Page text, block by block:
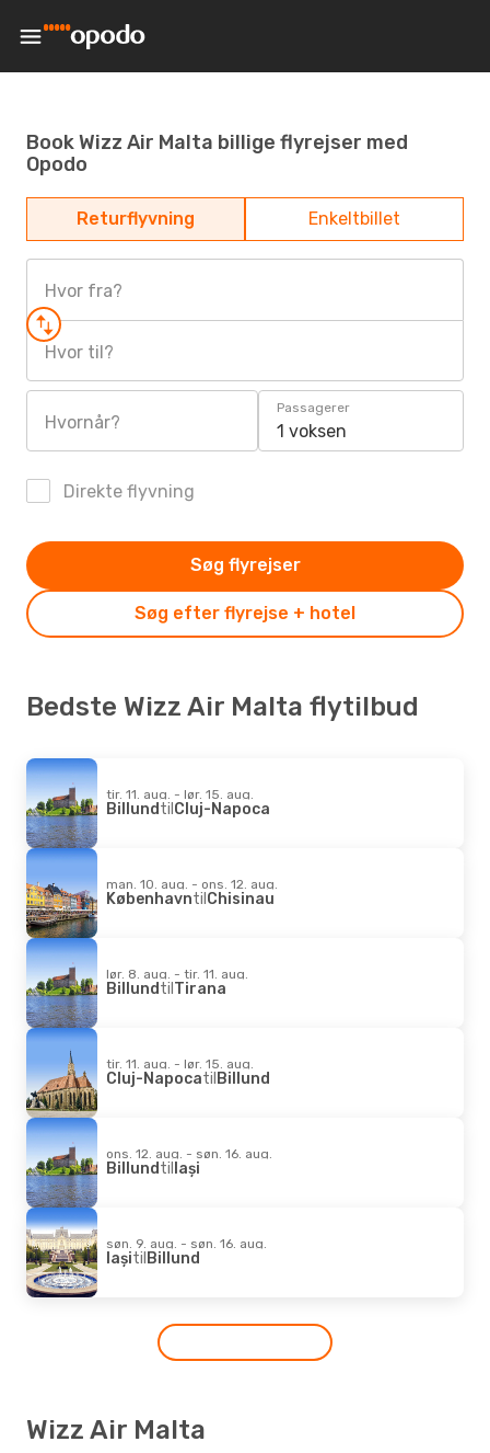
Book Wizz Air Malta billige flyrejser med
Opodo
Returflyvning Enkeltbillet
Hvor fra?
Hvor til?
Hvornår?
Passagerer
1 voksen
Direkte flyvning
Søg efter flyrejse + hotel
Søg flyrejser
Bedste Wizz Air Malta flytilbud
tir. 11. aug. - lør. 15. aug.
BillundtilCluj-Napoca
man. 10. aug. - ons. 12. aug.
KøbenhavntilChisinau
lør. 8. aug. - tir. 11. aug.
BillundtilTirana
tir. 11. aug. - lør. 15. aug.
Cluj-NapocatilBillund
ons. 12. aug. - søn. 16. aug.
BillundtilIași
søn. 9. aug. - søn. 16. aug.
IașitilBillund
Wizz Air Malta